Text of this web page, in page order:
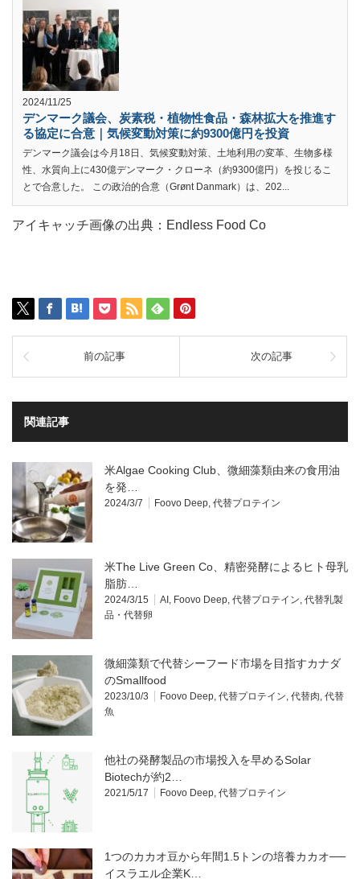
2024/11/25
デンマーク議会、炭素税・植物性食品・森林拡大を推進す
る協定に合意｜気候変動対策に約9300億円を投資
デンマーク議会は今月18日、気候変動対策、土地利用の変革、生物多様
性、水質向上に430億デンマーク・クローネ（約9300億円）を投じるこ
とで合意した。 この政治的合意（Grønt Danmark）は、202...
アイキャッチ画像の出典：Endless Food Co
前の記事 次の記事
関連記事
米Algae Cooking Club、微細藻類由来の食用油
を発…
2024/3/7 Foovo Deep, 代替プロテイン
米The Live Green Co、精密発酵によるヒト母乳
脂肪…
2024/3/15 AI , Foovo Deep, 代替プロテイン, 代替乳製
品・代替卵
微細藻類で代替シーフード市場を目指すカナダ
のSmallfood
2023/10/3 Foovo Deep, 代替プロテイン, 代替肉, 代替
魚
他社の発酵製品の市場投入を早めるSolar
Biotechが約2…
2021/5/17 Foovo Deep, 代替プロテイン
1つのカカオ豆から年間1.5トンの培養カカオ──
イスラエル企業K…